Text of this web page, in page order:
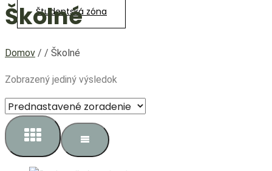
Študentská zóna
Školné
Domov / / Školné
Zobrazený jediný výsledok